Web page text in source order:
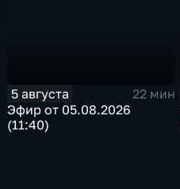
5 августа
22 мин
Эфир от 05.08.2026
(11:40)